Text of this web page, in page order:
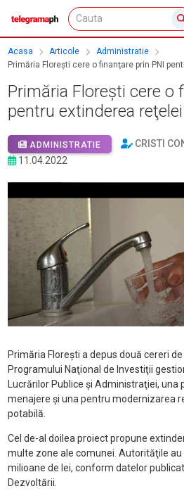
Acasa Articole
Administratie
Primăria Floreşti cere o finanţare prin PNI
Primăria Floreşti cere o
pentru extinderea
ADMINISTRATIE
CRISTI
11.04.2022
Primăria Floreşti a depus două cereri
Programului Naţional de Investiţii
Lucrărilor Publice şi Administraţiei,
menajere şi una pentru modernizarea
potabilă.
Cel de-al doilea proiect propune
multe zone ale comunei. Autorităţile
milioane de lei, conform datelor
Dezvoltării.